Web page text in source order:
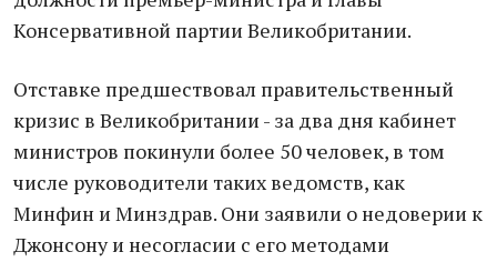
Консервативной партии Великобритании.
Отставке предшествовал правительственный
кризис в Великобритании - за два дня кабинет
министров покинули более 50 человек, в том
числе руководители таких ведомств, как
Минфин и Минздрав. Они заявили о недоверии к
Джонсону и несогласии с его методами